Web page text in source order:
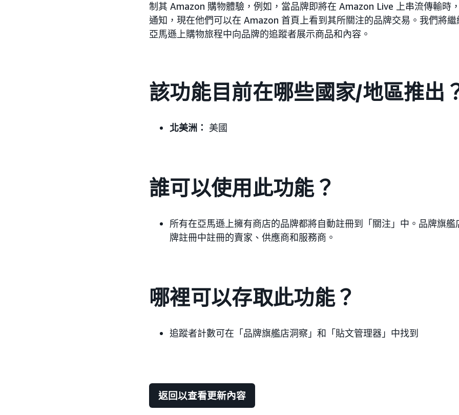
制其 Amazon 購物體驗，例如，當品牌即將在 Amazon Live 上串流傳輸時
通知，現在他們可以在 Amazon 首頁上看到其所關注的品牌交易。我們將
亞馬遜上購物旅程中向品牌的追蹤者展示商品和內容。
該功能目前在哪些國家/地區推出
北美洲： 美國
誰可以使用此功能？
所有在亞馬遜上擁有商店的品牌都將自動註冊到「關注」中。品牌旗艦
牌註冊中註冊的賣家、供應商和服務商。
哪裡可以存取此功能？
追蹤者計數可在「品牌旗艦店洞察」和「貼文管理器」中找到
返回以查看更新內容